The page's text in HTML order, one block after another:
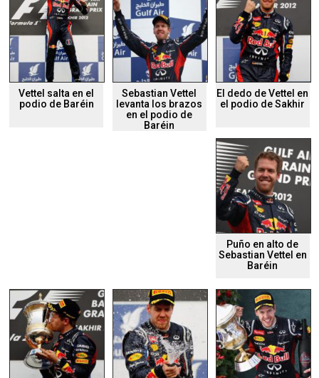
Vettel salta en el
podio de Baréin
Sebastian Vettel
levanta los brazos
en el podio de
Baréin
El dedo de Vettel en
el podio de Sakhir
Puño en alto de
Sebastian Vettel en
Baréin